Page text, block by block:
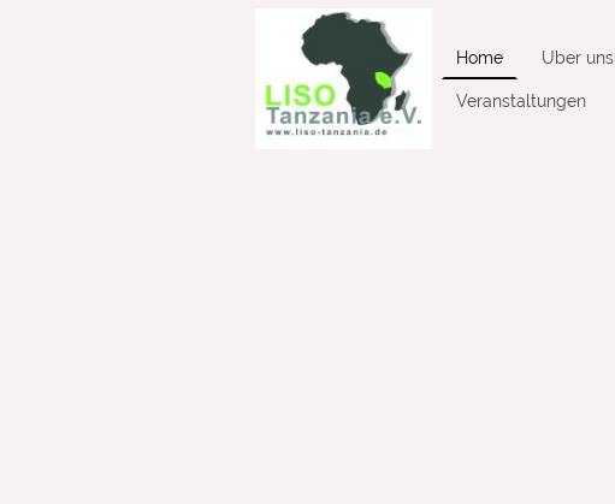
Home Über uns
Veranstaltungen